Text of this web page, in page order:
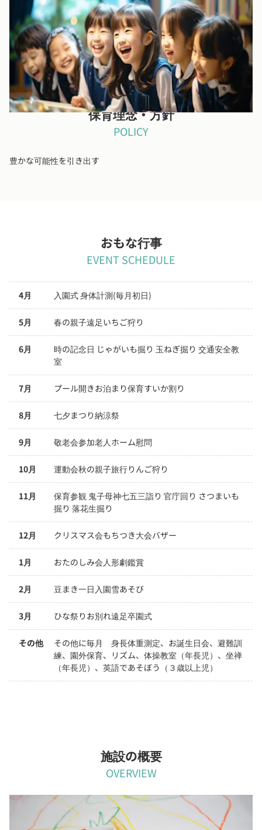
僧侶による坐禅指導
保育理念・方針
POLICY
豊かな可能性を引き出す
おもな行事
EVENT SCHEDULE
4月 入園式 身体計測(毎月初日)
5月 春の親子遠足いちご狩り
6月
時の記念日 じゃがいも掘り 玉ねぎ掘り 交通安全教
室
7月 プール開きお泊まり保育すいか割り
8月 七夕まつり納涼祭
9月 敬老会参加老人ホーム慰問
10月 運動会秋の親子旅行りんご狩り
11月
保育参観 鬼子母神七五三詣り 官庁回り さつまいも
掘り 落花生掘り
12月 クリスマス会もちつき大会バザー
1月 おたのしみ会人形劇鑑賞
2月 豆まき一日入園雪あそび
3月 ひな祭りお別れ遠足卒園式
その他
その他に毎月　身長体重測定、お誕生日会、避難訓
練、園外保育、リズム、体操教室（年長児）、坐禅
（年長児）、英語であそぼう（３歳以上児）
施設の概要
OVERVIEW